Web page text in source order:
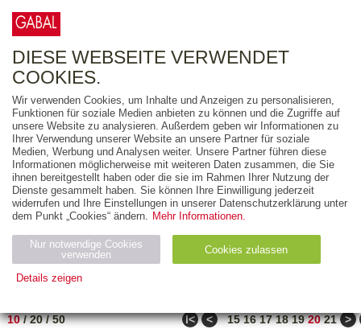
FREITEXT
AUSGABEART
AUS DER REIHE
ZUM THEMA
Neuerscheinung
Bestseller
PREIS
10/20/50 ǀ< < 15 16 17 18 19 20 21 >
DIESE WEBSEITE VERWENDET
COOKIES.
Wir verwenden Cookies, um Inhalte und Anzeigen zu personalisieren,
Funktionen für soziale Medien anbieten zu können und die Zugriffe auf
unsere Website zu analysieren. Außerdem geben wir Informationen zu
Ihrer Verwendung unserer Website an unsere Partner für soziale
Medien, Werbung und Analysen weiter. Unsere Partner führen diese
Informationen möglicherweise mit weiteren Daten zusammen, die Sie
ihnen bereitgestellt haben oder die sie im Rahmen Ihrer Nutzung der
Dienste gesammelt haben. Sie können Ihre Einwilligung jederzeit
widerrufen und Ihre Einstellungen in unserer Datenschutzerklärung unter
dem Punkt „Cookies“ ändern. Mehr Informationen.
Nur notwendige Cookies
verwenden
Cookies zulassen
Details zeigen